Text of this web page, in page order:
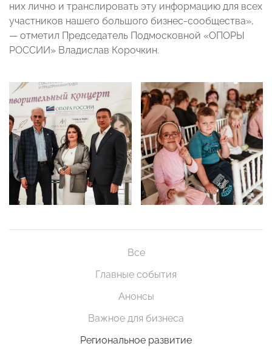
них лично и транслировать эту информацию для всех
участников нашего большого бизнес-сообщества»,
— отметил Председатель Подмосковной «ОПОРЫ
РОССИИ» Владислав Корочкин.
Все
Главные события
Анонсы
Важное для бизнеса
Региональное развитие